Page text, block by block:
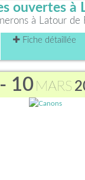
ouvertes à
à Latour de
Fiche détaillée
10 MARS